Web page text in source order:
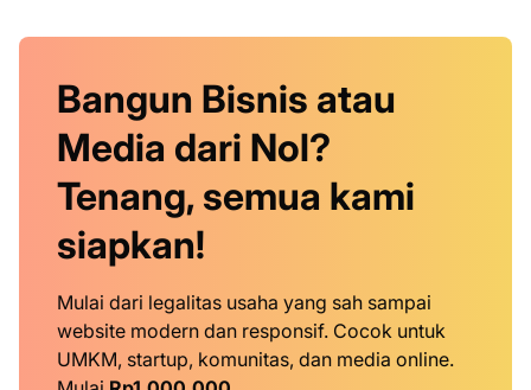
Bangun Bisnis atau
Media dari Nol?
Tenang, semua kami
siapkan!
Mulai dari legalitas usaha yang sah sampai
website modern dan responsif. Cocok untuk
UMKM, startup, komunitas, dan media online.